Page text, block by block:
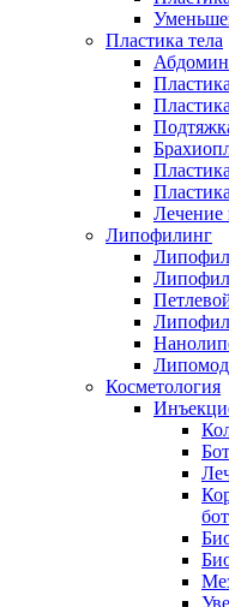
Пластика тела
Лечение
Липофилинг
Косметология